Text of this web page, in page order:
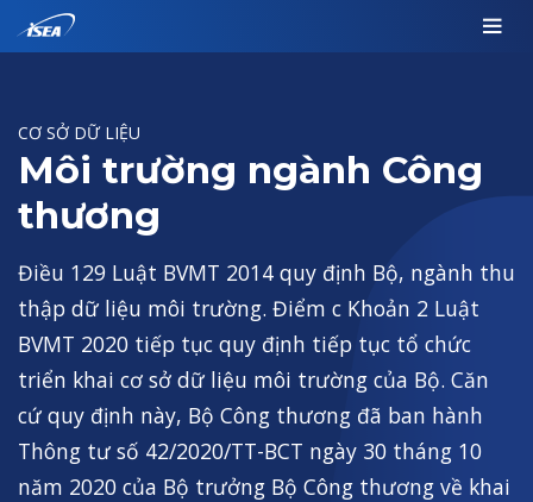
CƠ SỞ DỮ LIỆU
Môi trường ngành Công
thương
Điều 129 Luật BVMT 2014 quy định Bộ, ngành thu
thập dữ liệu môi trường. Điểm c Khoản 2 Luật
BVMT 2020 tiếp tục quy định tiếp tục tổ chức
triển khai cơ sở dữ liệu môi trường của Bộ. Căn
cứ quy định này, Bộ Công thương đã ban hành
Thông tư số 42/2020/TT-BCT ngày 30 tháng 10
năm 2020 của Bộ trưởng Bộ Công thương về khai